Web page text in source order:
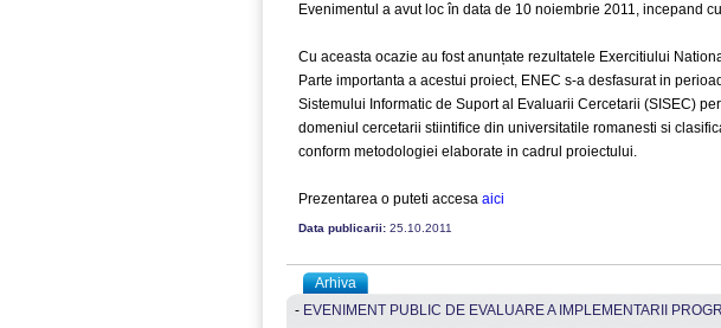
Evenimentul a avut loc în data de 10 noiembrie 2011, incepand
Cu aceasta ocazie au fost anunțate rezultatele Exercitiului
Parte importanta a acestui proiect, ENEC s-a desfasurat in
Sistemului Informatic de Suport al Evaluarii Cercetarii (SISEC)
domeniul cercetarii stiintifice din universitatile romanesti si
conform metodologiei elaborate in cadrul proiectului.
Prezentarea o puteti accesa aici
Data publicarii: 25.10.2011
Arhiva
- EVENIMENT PUBLIC DE EVALUARE A IMPLEMENTARII